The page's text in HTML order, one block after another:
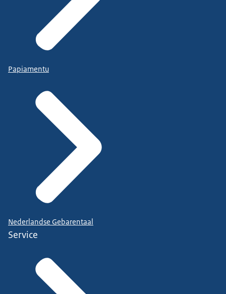
Papiamentu
Nederlandse Gebarentaal
Service